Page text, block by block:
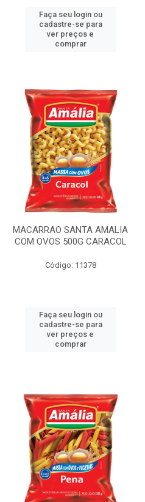
Faça seu login ou
cadastre-se para
ver preços e
comprar
MACARRAO SANTA AMALIA
COM OVOS 500G CARACOL
Código: 11378
Faça seu login ou
cadastre-se para
ver preços e
comprar